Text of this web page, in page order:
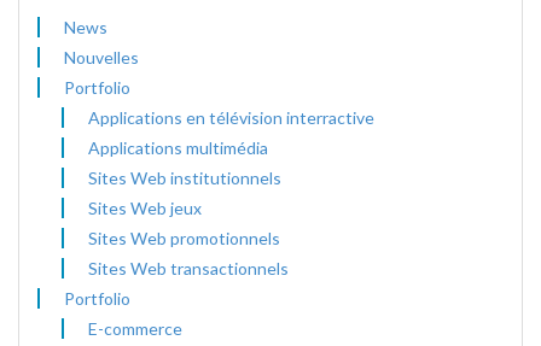
News
Nouvelles
Portfolio
Applications en télévision interractive
Applications multimédia
Sites Web institutionnels
Sites Web jeux
Sites Web promotionnels
Sites Web transactionnels
Portfolio
E-commerce